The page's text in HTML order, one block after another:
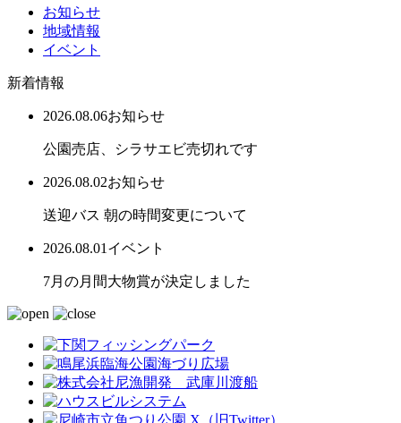
お知らせ
地域情報
イベント
新着情報
2026.08.06お知らせ
公園売店、シラサエビ売切れです
2026.08.02お知らせ
送迎バス 朝の時間変更について
2026.08.01 イベント
7月の月間大物賞が決定しました